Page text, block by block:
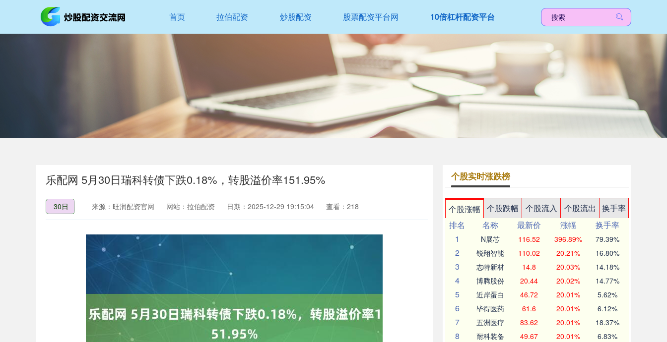
首页 拉伯配资 炒股配资 股票配资平台网 10倍杠杆配资平台
乐配网 5月30日瑞科转债下跌0.18%，转股溢价率151.95%
30日 来源：旺润配资官网 网站：拉伯配资 日期：2025-12-29 19:15:04 查看：218
个股实时涨跌榜
个股涨幅 个股跌幅 个股流入 个股流出
换手率
排名
名称 最新价 涨幅
换手率
1
N展芯 116.52 396.89% 79.39%
2 锐翔智能 110.02 20.21% 16.80%
3 志特新材 14.8 20.03% 14.18%
4 博腾股份 20.44 20.02% 14.77%
5 近岸蛋白 46.72 20.01% 5.62%
6 毕得医药 61.6 20.01% 6.12%
7 五洲医疗 83.62 20.01% 18.37%
8 耐科装备 49.67 20.01% 6.83%